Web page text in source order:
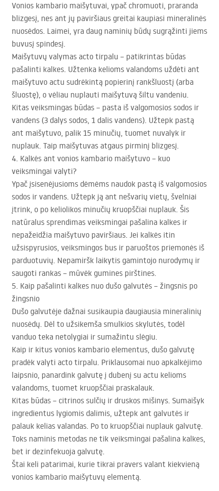
Vonios kambario maišytuvai, ypač chromuoti, praranda
blizgesį, nes ant jų paviršiaus greitai kaupiasi mineralinės
nuosėdos. Laimei, yra daug naminių būdų sugrąžinti jiems
buvusį spindesį.
Maišytuvų valymas acto tirpalu – patikrintas būdas
pašalinti kalkes. Užtenka kelioms valandoms uždėti ant
maišytuvo actu sudrėkintą popierinį rankšluostį (arba
šluostę), o vėliau nuplauti maišytuvą šiltu vandeniu.
Kitas veiksmingas būdas – pasta iš valgomosios sodos ir
vandens (3 dalys sodos, 1 dalis vandens). Užtepk pastą
ant maišytuvo, palik 15 minučių, tuomet nuvalyk ir
nuplauk. Taip maišytuvas atgaus pirminį blizgesį.
4. Kalkės ant vonios kambario maišytuvo – kuo
veiksmingai valyti?
Ypač įsisenėjusioms dėmėms naudok pastą iš valgomosios
sodos ir vandens. Užtepk ją ant nešvarių vietų, švelniai
įtrink, o po keliolikos minučių kruopščiai nuplauk. Šis
natūralus sprendimas veiksmingai pašalina kalkes ir
nepažeidžia maišytuvo paviršiaus. Jei kalkės itin
užsispyrusios, veiksmingos bus ir paruoštos priemonės iš
parduotuvių. Nepamiršk laikytis gamintojo nurodymų ir
saugoti rankas – mūvėk gumines pirštines.
5. Kaip pašalinti kalkes nuo dušo galvutės – žingsnis po
žingsnio
Dušo galvutėje dažnai susikaupia daugiausia mineralinių
nuosėdų. Dėl to užsikemša smulkios skylutės, todėl
vanduo teka netolygiai ir sumažintu slėgiu.
Kaip ir kitus vonios kambario elementus, dušo galvutę
pradėk valyti acto tirpalu. Priklausomai nuo apkalkėjimo
laipsnio, panardink galvutę į dubenį su actu kelioms
valandoms, tuomet kruopščiai praskalauk.
Kitas būdas – citrinos sulčių ir druskos mišinys. Sumaišyk
ingredientus lygiomis dalimis, užtepk ant galvutės ir
palauk kelias valandas. Po to kruopščiai nuplauk galvutę.
Toks naminis metodas ne tik veiksmingai pašalina kalkes,
bet ir dezinfekuoja galvutę.
Štai keli patarimai, kurie tikrai pravers valant kiekvieną
vonios kambario maišytuvų elementą.